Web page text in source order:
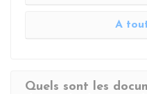
A
Quels sont les